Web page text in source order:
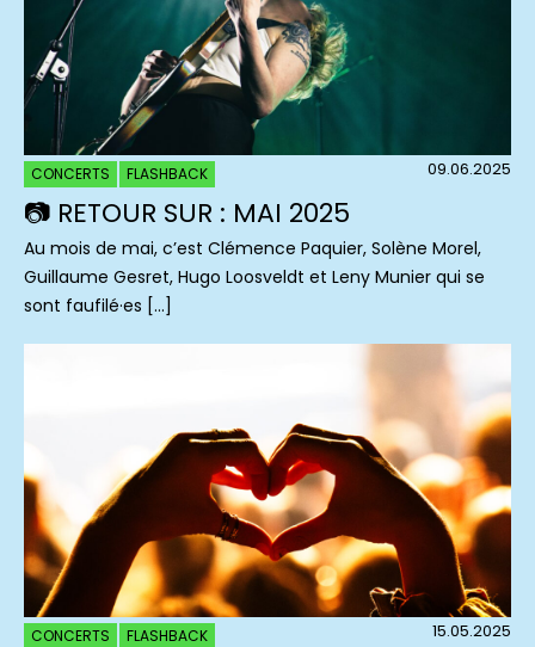
CONCERTS FLASHBACK 09.06.2025
📷 RETOUR SUR : MAI 2025
Au mois de mai, c’est Clémence Paquier, Solène Morel,
Guillaume Gesret, Hugo Loosveldt et Leny Munier qui se
sont faufilé·es […]
CONCERTS FLASHBACK 15.05.2025